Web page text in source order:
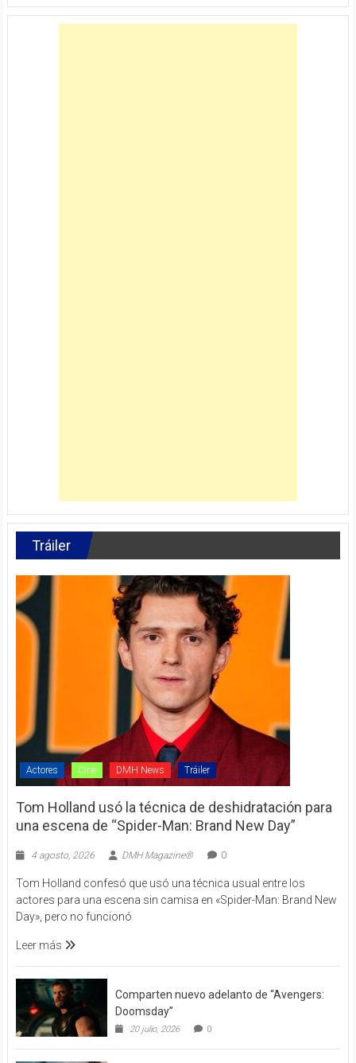
Tráiler
Actores Cine DMH News Tráiler
Tom Holland usó la técnica de deshidratación para
una escena de “Spider-Man: Brand New Day”
4 agosto, 2026 DMH Magazine® 0
Tom Holland confesó que usó una técnica usual entre los
actores para una escena sin camisa en «Spider-Man: Brand New
Day», pero no funcionó
Leer más
Comparten nuevo adelanto de “Avengers:
Doomsday”
20 julio, 2026 0